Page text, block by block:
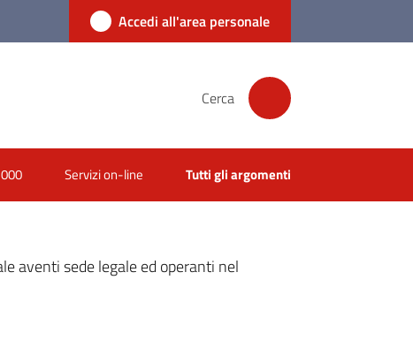
Accedi all'area personale
Cerca
Servizi on-line Tutti gli argomenti
aventi sede legale ed operanti nel